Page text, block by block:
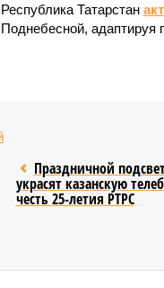
Республика Татарстан
Поднебесной, адаптируя
Праздничной
украсят казанскую
честь 25-летия РТРС